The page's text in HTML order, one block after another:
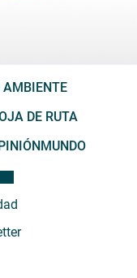
AMBIENTE
DE RUTA
MUNDO